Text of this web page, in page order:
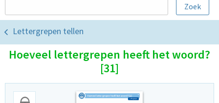
Lettergrepen tellen
Hoeveel lettergrepen heeft het woord?
[31]